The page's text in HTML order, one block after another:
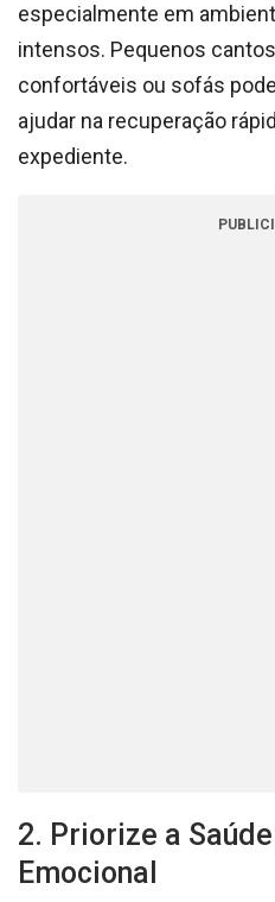
especialmente em
intensos. Pequenos
confortáveis ou sofás
ajudar na recuperação
expediente.
2. Priorize a
Emocional